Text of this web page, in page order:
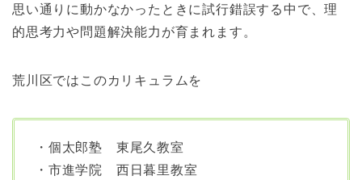
思い通りに動かなかったときに試行錯誤する中で、理
的思考力や問題解決能力が育まれます。
荒川区ではこのカリキュラムを
・個太郎塾 東尾久教室
・市進学院 西日暮里教室